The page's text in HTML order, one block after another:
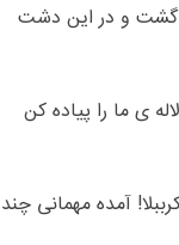
گشت و در این دشت
ی ما را پیاده کن
آمده مهمانی چند